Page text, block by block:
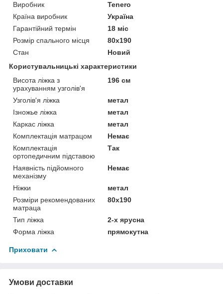
Виробник
Tenero
Країна виробник
Україна
Гарантійний термін
18 міс
Розмір спального місця
80х190
Стан
Новий
Користувальницькі характеристики
Висота ліжка з
урахуванням узголів'я
196 см
Узголів'я ліжка
метал
Ізножье ліжка
метал
Каркас ліжка
метал
Комплектація матрацом
Немає
Комплектація
ортопедичним підставою
Так
Наявність підйомного
механізму
Немає
Ніжки
метал
Розміри рекомендованих
матраца
80х190
Тип ліжка
2-х ярусна
Форма ліжка
прямокутна
Приховати
Умови доставки